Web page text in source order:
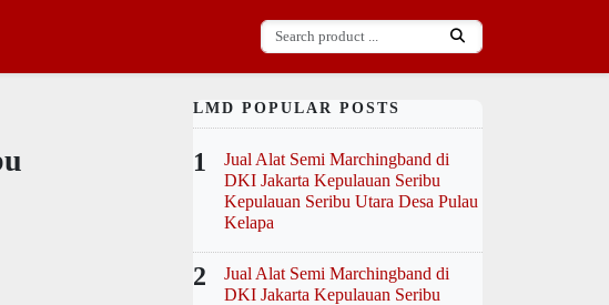
LMD POPULAR POSTS
1
Jual Alat Semi Marchingband di
DKI Jakarta Kepulauan Seribu
Kepulauan Seribu Utara Desa Pulau
Kelapa
2
Jual Alat Semi Marchingband di
DKI Jakarta Kepulauan Seribu